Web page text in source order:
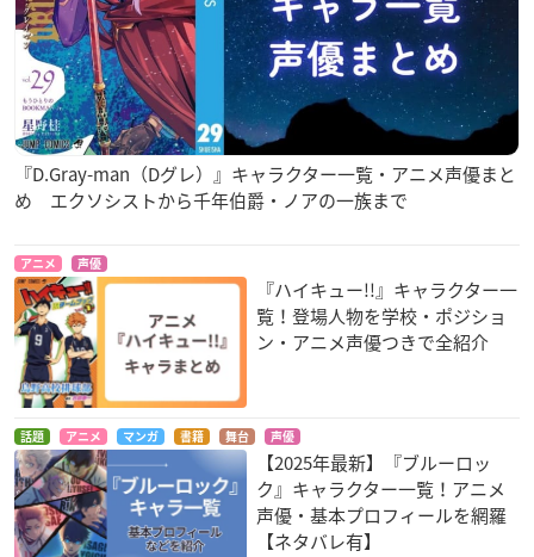
『D.Gray-man（Dグレ）』キャラクター一覧・アニメ声優まと
め エクソシストから千年伯爵・ノアの一族まで
アニメ 声優
『ハイキュー!!』キャラクター一
覧！登場人物を学校・ポジショ
ン・アニメ声優つきで全紹介
話題 アニメ マンガ 書籍 舞台 声優
【2025年最新】『ブルーロッ
ク』キャラクター一覧！アニメ
声優・基本プロフィールを網羅
【ネタバレ有】